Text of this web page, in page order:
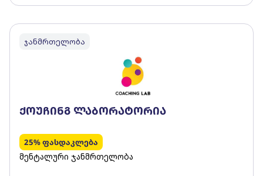
ჯანმრთელობა
ქოუჩინგ ლაბორატორია
25% ფასდაკლება
მენტალური ჯანმრთელობა